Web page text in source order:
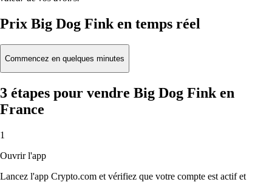
Prix Big Dog Fink en temps réel
Commencez en quelques minutes
3 étapes pour vendre Big Dog Fink en
France
1
Ouvrir l'app
Lancez l'app Crypto.com et vérifiez que votre compte est actif et